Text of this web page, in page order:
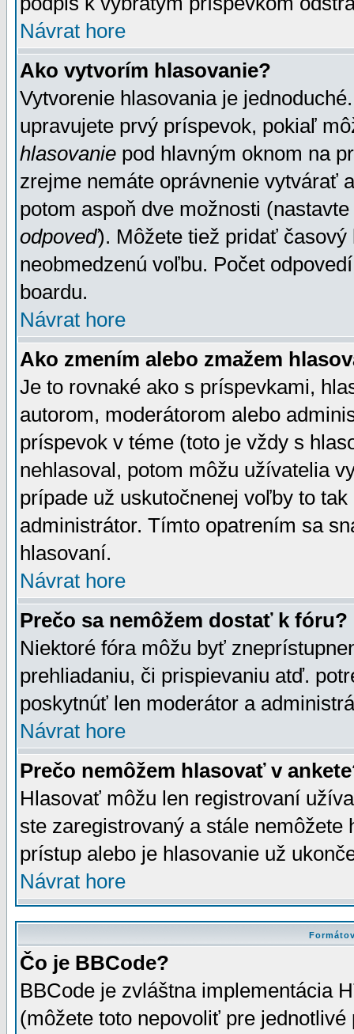
Návrat hore
Ako vytvorím hlasovanie?
Vytvorenie hlasovania je
upravujete prvý príspevok, pokiaľ
hlasovanie pod hlavným oknom na
zrejme nemáte oprávnenie vytvárať
potom aspoň dve možnosti
odpoveď). Môžete tiež pridať
neobmedzenú voľbu. Počet
boardu.
Návrat hore
Ako zmením alebo zmažem
Je to rovnaké ako s príspevkami,
autorom, moderátorom alebo
príspevok v téme (toto je vždy s
nehlasoval, potom môžu užívatelia
prípade už uskutočnenej voľby to
administrátor. Tímto opatrením sa
hlasovaní.
Návrat hore
Prečo sa nemôžem dostať k fóru?
Niektoré fóra môžu byť
prehliadaniu, či prispievaniu atď.
poskytnúť len moderátor a
Návrat hore
Prečo nemôžem hlasovať v
Hlasovať môžu len registrovaní
ste zaregistrovaný a stále
prístup alebo je hlasovanie už
Návrat hore
Čo je BBCode?
BBCode je zvláštna implementácia
(môžete toto nepovoliť pre